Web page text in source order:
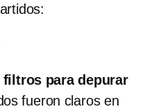
filtros para depurar
fueron claros en